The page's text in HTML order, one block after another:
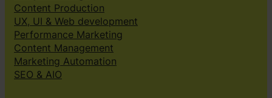
Content Production
UX, UI & Web development
Performance Marketing
Content Management
Marketing Automation
SEO & AIO